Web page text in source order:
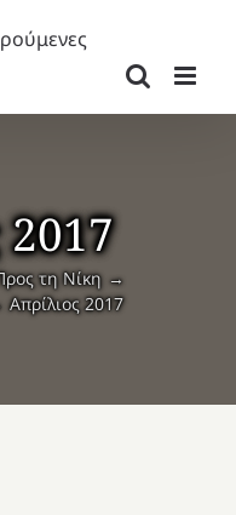
2017
τη Νίκη
Απρίλιος 2017